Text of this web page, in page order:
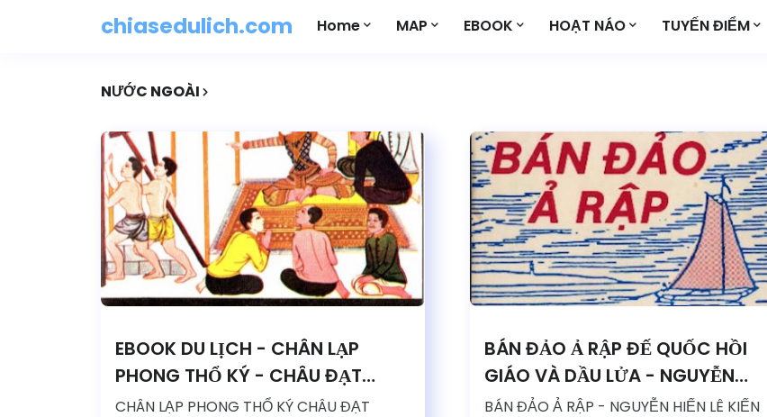
chiasedulich.com Home MAP EBOOK HOẠT NÁO TUYẾN ĐIỂM
NƯỚC NGOÀI
EBOOK DU LỊCH - CHÂN LẠP
PHONG THỔ KÝ - CHÂU ĐẠT
QUAN
CHÂN LẠP PHONG THỔ KÝ CHÂU ĐẠT
BÁN ĐẢO Ả RẬP ĐẾ QUỐC HỒI
GIÁO VÀ DẦU LỬA - NGUYỄN
HIẾN LÊ - KIẾN THỨC HƯỚNG DẪN
BÁN ĐẢO Ả RẬP - NGUYỄN HIẾN LÊ KIẾN